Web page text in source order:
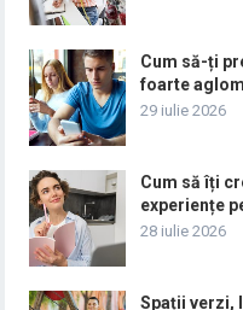
Cum să-ți
foarte
29 iulie 2026
Cum să îți
experiențe
28 iulie 2026
Spații verzi,